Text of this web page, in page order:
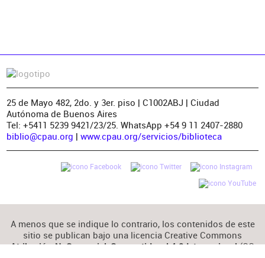
25 de Mayo 482, 2do. y 3er. piso | C1002ABJ | Ciudad
Autónoma de Buenos Aires
Tel: +5411 5239 9421/23/25. WhatsApp +54 9 11 2407-2880
biblio@cpau.org | www.cpau.org/servicios/biblioteca
A menos que se indique lo contrario, los contenidos de este
sitio se publican bajo una licencia Creative Commons
Atribución-NoComercial-CompartirIgual 4.0 Internacional(CC